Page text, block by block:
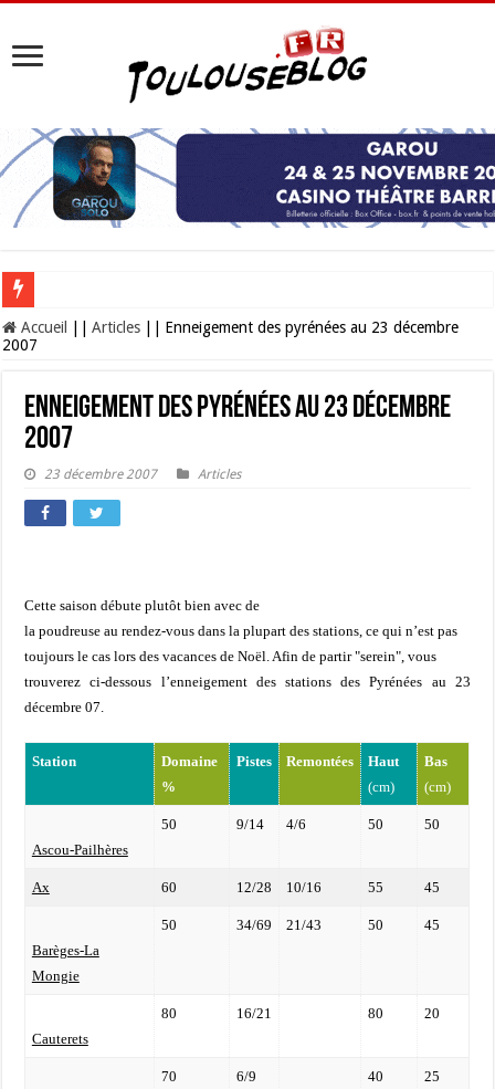
Les Nocturnes de la Cité de l’espace 2026 : l’événement incontournable de
Accueil Articles
Enneigement des pyrénées au 23 décembre
2007
Enneigement des pyrénées au 23 décembre
2007
23 décembre 2007 Articles
Cette saison débute plutôt bien avec de
la poudreuse au rendez-vous dans la plupart des stations, ce qui n’est pas
toujours le cas lors des vacances de Noël. Afin de partir "serein", vous
trouverez ci-dessous l’enneigement des stations des Pyrénées au 23
décembre 07.
Station
Domaine
%
Pistes Remontées
Haut
(cm)
Bas
(cm)
Ascou-Pailhères
50 9/14 4/6 50 50
Ax 60 12/28 10/16 55 45
Barèges-La
Mongie
50 34/69 21/43 50 45
Cauterets
80 16/21 80 20
70 6/9 40 25